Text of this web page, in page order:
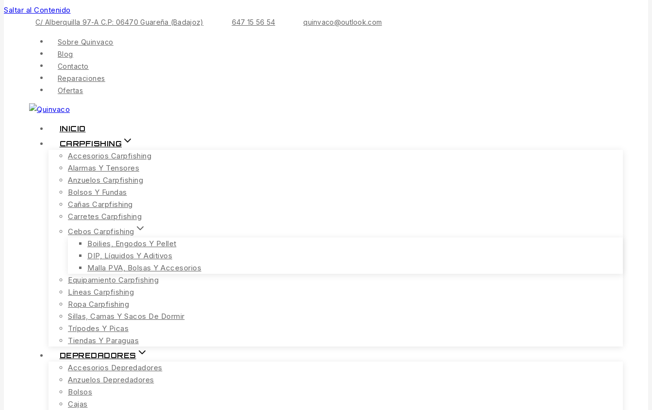
Saltar al Contenido
C/ Alberquilla 97-A C.P: 06470 Guareña (Badajoz) 647 15 56 54 quinvaco@outlook.com
Sobre Quinvaco
Blog
Contacto
Reparaciones
Ofertas
INICIO
CARPFISHING
Accesorios Carpfishing
Alarmas Y Tensores
Anzuelos Carpfishing
Bolsos Y Fundas
Cañas Carpfishing
Carretes Carpfishing
Cebos Carpfishing
Boilies, Engodos Y Pellet
DIP, Líquidos Y Aditivos
Malla PVA, Bolsas Y Accesorios
Equipamiento Carpfishing
Líneas Carpfishing
Ropa Carpfishing
Sillas, Camas Y Sacos De Dormir
Trípodes Y Picas
Tiendas Y Paraguas
DEPREDADORES
Accesorios Depredadores
Anzuelos Depredadores
Bolsos
Cajas